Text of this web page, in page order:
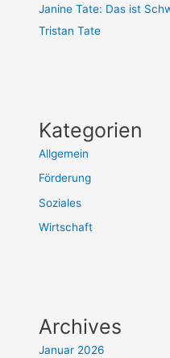
Janine Tate: Das ist
Tristan Tate
Kategorien
Allgemein
Förderung
Soziales
Wirtschaft
Archives
Januar 2026